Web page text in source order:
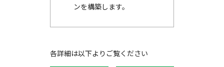
ンを構築します。
各詳細は以下よりご覧ください